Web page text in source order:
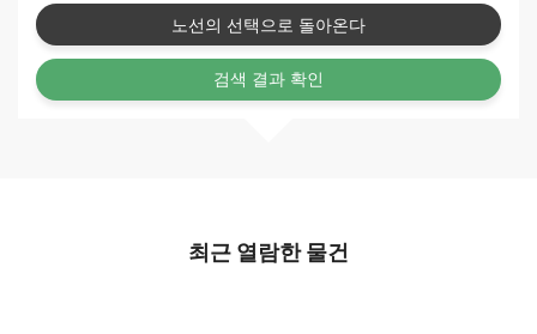
노선의 선택으로 돌아온다
최근 열람한 물건